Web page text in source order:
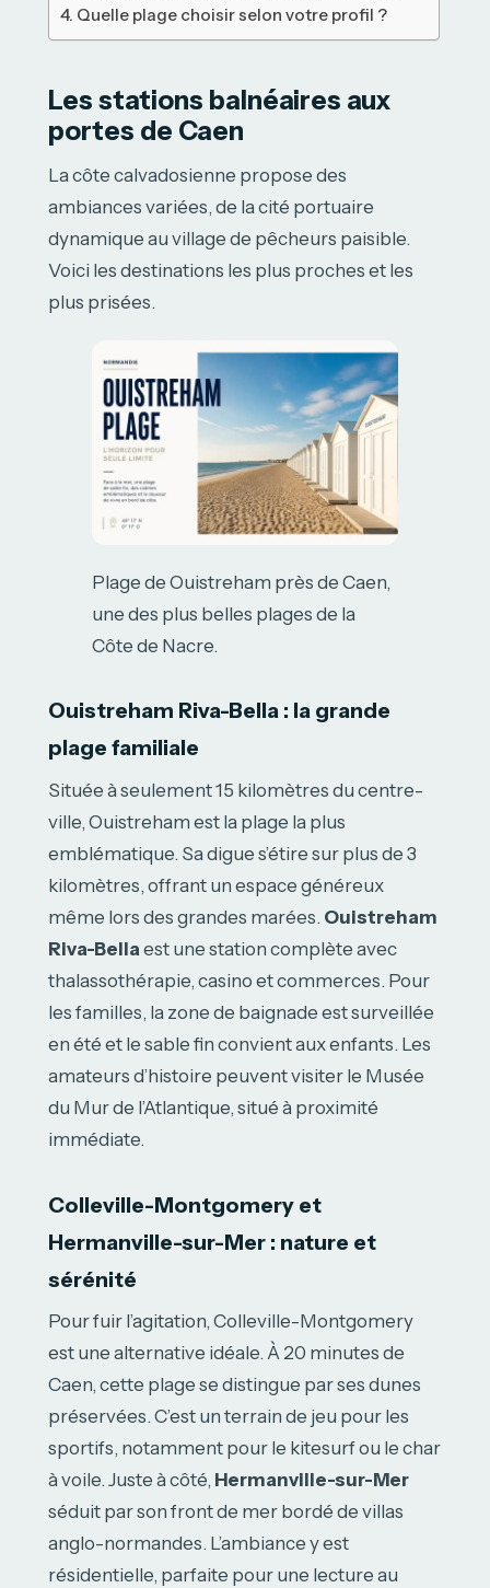
Quelle plage choisir selon votre profil ?
Les stations balnéaires aux
portes de Caen
La côte calvadosienne propose des
ambiances variées, de la cité portuaire
dynamique au village de pêcheurs paisible.
Voici les destinations les plus proches et les
plus prisées.
Plage de Ouistreham près de Caen,
une des plus belles plages de la
Côte de Nacre.
Ouistreham Riva-Bella : la grande
plage familiale
Située à seulement 15 kilomètres du centre-
ville, Ouistreham est la plage la plus
emblématique. Sa digue s’étire sur plus de 3
kilomètres, offrant un espace généreux
même lors des grandes marées. Ouistreham
Riva-Bellaest une station complète avec
thalassothérapie, casino et commerces. Pour
les familles, la zone de baignade est surveillée
en été et le sable fin convient aux enfants. Les
amateurs d’histoire peuvent visiter le Musée
du Mur de l’Atlantique, situé à proximité
immédiate.
Colleville-Montgomery et
Hermanville-sur-Mer : nature et
sérénité
Pour fuir l’agitation, Colleville-Montgomery
est une alternative idéale. À 20 minutes de
Caen, cette plage se distingue par ses dunes
préservées. C’est un terrain de jeu pour les
sportifs, notamment pour le kitesurf ou le char
à voile. Juste à côté, Hermanville-sur-Mer
séduit par son front de mer bordé de villas
anglo-normandes. L’ambiance y est
résidentielle, parfaite pour une lecture au